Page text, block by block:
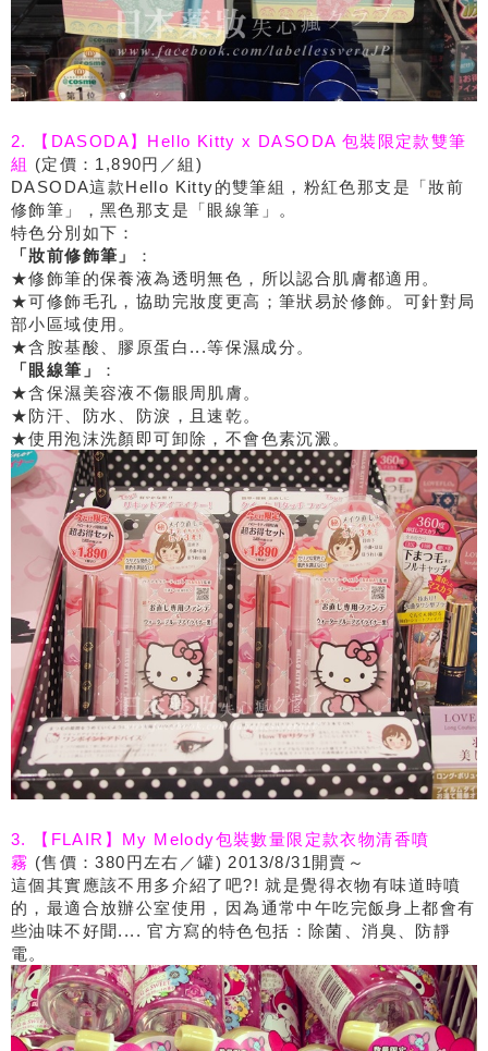
2. 【DASODA】Hello Kitty x DASODA 包裝限定款雙筆
組 (定價：1,890円／組)
DASODA這款Hello Kitty的雙筆組，粉紅色那支是「妝前
修飾筆」，黑色那支是「眼線筆」。
特色分別如下：
「妝前修飾筆」
：
★修飾筆的保養液為透明無色，所以認合肌膚都適用。
★可修飾毛孔，協助完妝度更高；筆狀易於修飾。可針對局
部小區域使用。
★含胺基酸、膠原蛋白...等保濕成分。
「眼線筆」
：
★含保濕美容液不傷眼周肌膚。
★防汗、防水、防淚，且速乾。
★使用泡沫洗顏即可卸除，不會色素沉澱。
3. 【FLAIR】My Melody包裝數量限定款衣物清香噴
霧 (售價：380円左右／罐) 2013/8/31開賣～
這個其實應該不用多介紹了吧?! 就是覺得衣物有味道時噴
的，最適合放辦公室使用，因為通常中午吃完飯身上都會有
些油味不好聞.... 官方寫的特色包括：除菌、消臭、防靜
電。